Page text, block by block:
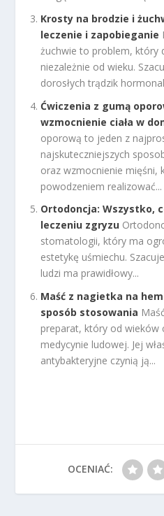
Krosty na brodzie i
leczenie i zapobieganie
żuchwie to problem, który
niezależnie od wieku.
dorosłych trądzik
Ćwiczenia z gumą
wzmocnienie ciała w
oporową to jeden z
najskuteczniejszych
oraz wzmocnienie mięśni,
powodzeniem realizować...
Ortodoncja: Wszystko,
leczeniu zgryzu
stomatologii, który ma
estetykę uśmiechu.
ludzi ma prawidłowy...
Maść z nagietka na
sposób stosowania
preparat, który od wieków
medycynie ludowej. Jej
antybakteryjne czynią ją...
OCENIAĆ: